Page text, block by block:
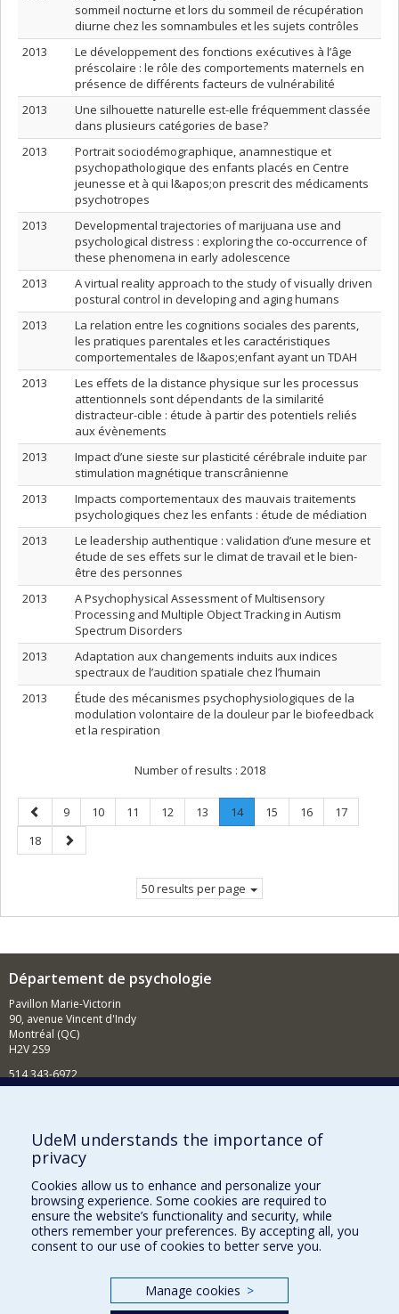
sommeil nocturne et lors du sommeil de récupération
diurne chez les somnambules et les sujets contrôles
2013
Le développement des fonctions exécutives à l’âge
préscolaire : le rôle des comportements maternels en
présence de différents facteurs de vulnérabilité
2013
Une silhouette naturelle est-elle fréquemment classée
dans plusieurs catégories de base?
2013
Portrait sociodémographique, anamnestique et
psychopathologique des enfants placés en Centre
jeunesse et à qui l&apos;on prescrit des médicaments
psychotropes
2013
Developmental trajectories of marijuana use and
psychological distress : exploring the co-occurrence of
these phenomena in early adolescence
2013
A virtual reality approach to the study of visually driven
postural control in developing and aging humans
2013
La relation entre les cognitions sociales des parents,
les pratiques parentales et les caractéristiques
comportementales de l&apos;enfant ayant un TDAH
2013
Les effets de la distance physique sur les processus
attentionnels sont dépendants de la similarité
distracteur-cible : étude à partir des potentiels reliés
aux évènements
2013
Impact d’une sieste sur plasticité cérébrale induite par
stimulation magnétique transcrânienne
2013
Impacts comportementaux des mauvais traitements
psychologiques chez les enfants : étude de médiation
2013
Le leadership authentique : validation d’une mesure et
étude de ses effets sur le climat de travail et le bien-
être des personnes
2013
A Psychophysical Assessment of Multisensory
Processing and Multiple Object Tracking in Autism
Spectrum Disorders
2013
Adaptation aux changements induits aux indices
spectraux de l’audition spatiale chez l’humain
2013
Étude des mécanismes psychophysiologiques de la
modulation volontaire de la douleur par le biofeedback
et la respiration
Number of results : 2018
Previous
page
Page
9 Page
10 Page
11 Page
12 Page
13 Page
14.
Current
Page
15 Page
16 Page
17
Page
18
Next
page
50 results per page
Département de psychologie
Pavillon Marie-Victorin
90, avenue Vincent d'Indy
Montréal (QC)
H2V 2S9
514 343-6972
Comment soutenir le Département?
BESOIN D'AIDE?
Plan du site
Signaler une erreur
Accessibilité
Nos départements et écoles
UdeM understands the importance of
privacy
Cookies allow us to enhance and personalize your
browsing experience. Some cookies are required to
ensure the website’s functionality and security, while
others remember your preferences. By accepting all, you
consent to our use of cookies to better serve you.
Manage cookies >